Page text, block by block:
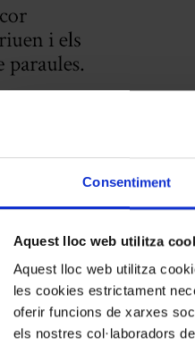
Consentiment
Aquest lloc web utilitza
Aquest lloc web utilitza
les cookies estrictament
oferir funcions de xarxes
els nostres col·laboradors
Els camps necessaris estan